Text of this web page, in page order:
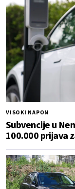
VISOKI NAPON
Subvencije u
100.000 prijava